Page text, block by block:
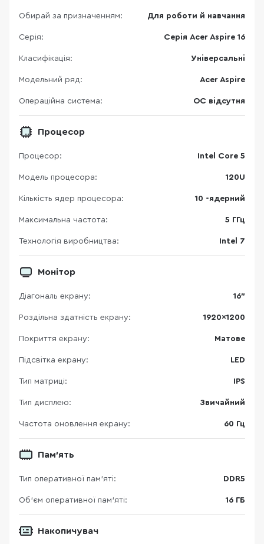
Обирай за призначенням: Для роботи й навчання
Серія: Серія Acer Aspire 16
Класифікація: Універсальні
Модельний ряд: Acer Aspire
Операційна система: ОС відсутня
Процесор
Процесор: Intel Core 5
Модель процесора: 120U
Кількість ядер процесора: 10 -ядерний
Максимальна частота: 5 ГГц
Технологія виробництва: Intel 7
Монітор
Діагональ екрану: 16"
Роздільна здатність екрану: 1920×1200
Покриття екрану: Матове
Підсвітка екрану: LED
Тип матриці: IPS
Тип дисплею: Звичайний
Частота оновлення екрану: 60 Гц
Пам’ять
Тип оперативної пам’яті: DDR5
Об’єм оперативної пам’яті: 16 ГБ
Накопичувач